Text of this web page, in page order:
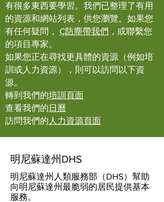
有很多東西要學習。我們已整理了有用
的資源和網站列表，供您瀏覽。如果您
有任何疑問， Ç防塵帶我們 ，或聯繫您
的項目專家。
如果您正在尋找更具體的資源（例如培
訓或人力資源），則可以訪問以下資
源。
轉到我們的培訓頁面
查看我們的日曆
訪問我們的 人力資源頁面
明尼蘇達州DHS
明尼蘇達州人類服務部（DHS）幫助
向明尼蘇達州最脆弱的居民提供基本
服務。